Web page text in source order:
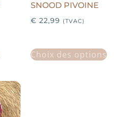
SNOOD PIVOINE
€ 22,99 (TVAC)
Choix des options